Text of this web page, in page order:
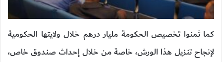
كما ثمنوا تخصيص الحكومة مليار درهم خلال ولايتها الحكومية
لإنجاح تنزيل هذا الورش، خاصة من خلال إحداث صندوق خاص،